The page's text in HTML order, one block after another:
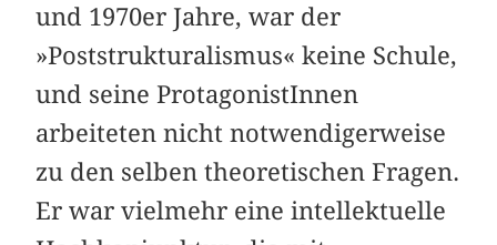
und 1970er Jahre, war der
»Poststrukturalismus« keine Schule,
und seine ProtagonistInnen
arbeiteten nicht notwendigerweise
zu den selben theoretischen Fragen.
Er war vielmehr eine intellektuelle